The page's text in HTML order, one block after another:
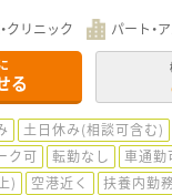
クリニック パート・
る
土日休み(相談可含む)
ク可 転勤なし
車通勤
)
空港近く 扶養内勤